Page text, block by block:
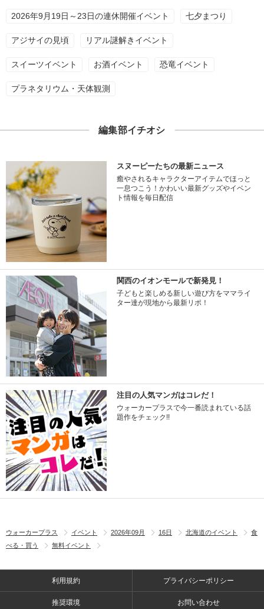
2026年9月19日～23日の連休開催イベント 七夕まつり
アジサイの見頃 リアル謎解きイベント
スイーツイベント お酒イベント 恐竜イベント
プラネタリウム・天体観測
編集部イチオシ
スヌーピーたちの最新ニュース
癒やされるキャラクターアイテムでほっと
一息つこう！かわいい最新グッズやイベン
ト情報を毎日配信
関西のイオンモールで新発見！
子どもと楽しめる新しい遊び方をママライ
ター達が現地から最新リポ！
注目の人気マンガはコレだ！
ウォーカープラスで今一番読まれている話
題作をチェック!!
ウォーカープラス イベント 2026年09月 16日 北海道のイベント
食
べる・買う
無料イベント
利用規約 プライバシーポリシー
推奨環境 お問い合わせ